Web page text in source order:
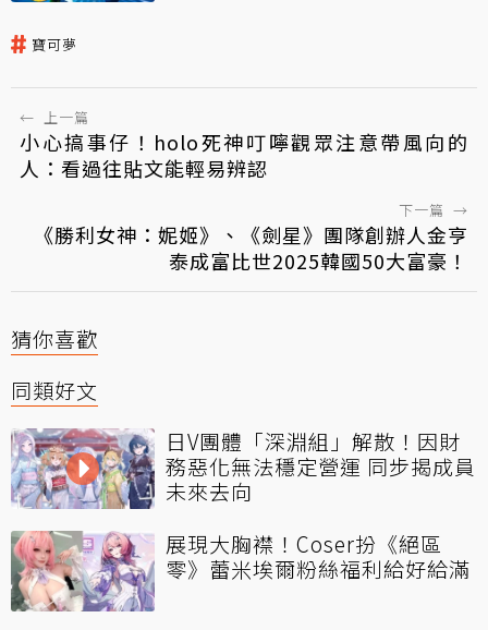
寶可夢
← 上一篇
小心搞事仔！holo死神叮嚀觀眾注意帶風向的
人：看過往貼文能輕易辨認
下一篇 →
《勝利女神：妮姬》、《劍星》團隊創辦人金亨
泰成富比世2025韓國50大富豪！
猜你喜歡
同類好文
日V團體「深淵組」解散！因財
務惡化無法穩定營運 同步揭成員
未來去向
展現大胸襟！Coser扮《絕區
零》蕾米埃爾粉絲福利給好給滿